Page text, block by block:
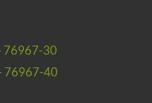
76967-30
76967-40